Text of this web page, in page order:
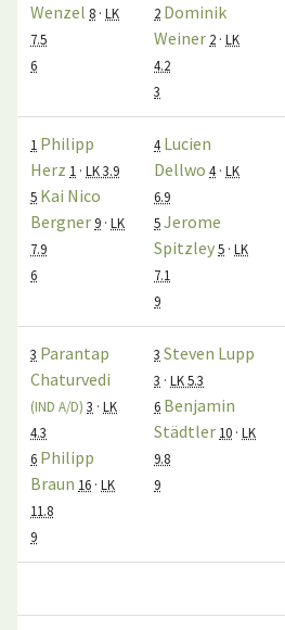
Wenzel 8 · LK
7.5
6
2 Dominik
Weiner 2 · LK
4.2
3
1 Philipp
Herz 1 · LK 3.9
5 Kai Nico
Bergner9 · LK
7.9
6
4 Lucien
Dellwo 4 · LK
6.9
5Jerome
Spitzley5 · LK
7.1
9
3 Parantap
Chaturvedi
(IND A/D) 3 · LK
4.3
6 Philipp
Braun 16 · LK
11.8
9
3 Steven Lupp
3 · LK 5.3
6 Benjamin
Städtler 10 · LK
9.8
9